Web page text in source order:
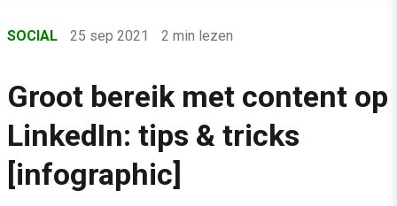
›
›
Social
›
Groot bereik met content op LinkedIn: tips & tricks [infographic]
SOCIAL 25 sep 2021 2 min lezen
Groot bereik met content op
LinkedIn: tips & tricks
[infographic]